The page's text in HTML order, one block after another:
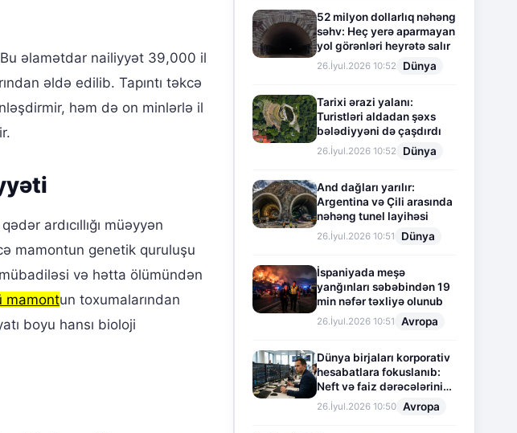
əlamətdar nailiyyət 39,000 il
əldə edilib. Tapıntı təkcə
həm də on minlərlə il
ardıcıllığı müəyyən
mamontun genetik quruluşu
və hətta ölümündən
mamontun toxumalarından
boyu hansı bioloji
52 milyon dollarlıq nəhəng
səhv: Heç yerə aparmayan
yol görənləri heyrətə salır
26.İyul.2026 10:52 Dünya
Tarixi ərazi yalanı:
Turistləri aldadan şəxs
bələdiyyəni də çaşdırdı
26.İyul.2026 10:52 Dünya
And dağları yarılır:
Argentina və Çili arasında
nəhəng tunel layihəsi
26.İyul.2026 10:51 Dünya
İspaniyada meşə
yanğınları səbəbindən 19
min nəfər təxliyə olunub
26.İyul.2026 10:51 Avropa
Dünya birjaları korporativ
hesabatlara fokuslanıb:
Neft və faiz dərəcələrinin
təsiri altında cari vəziyyət
26.İyul.2026 10:50 Avropa